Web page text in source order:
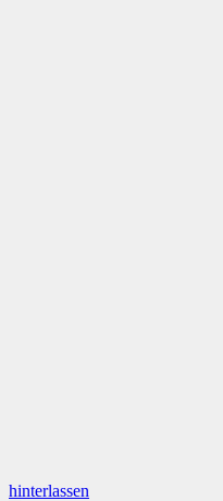
hinterlassen